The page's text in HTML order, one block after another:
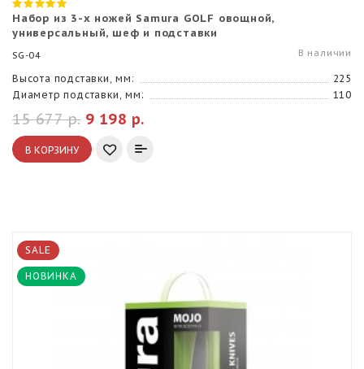
Набор из 3-х ножей Samura GOLF овощной,
универсальный, шеф и подставки
SG-04 В наличии
Высота подставки, мм:
225
Диаметр подставки, мм:
110
9 198 р.
15 677 р.
В КОРЗИНУ
SALE
НОВИНКА